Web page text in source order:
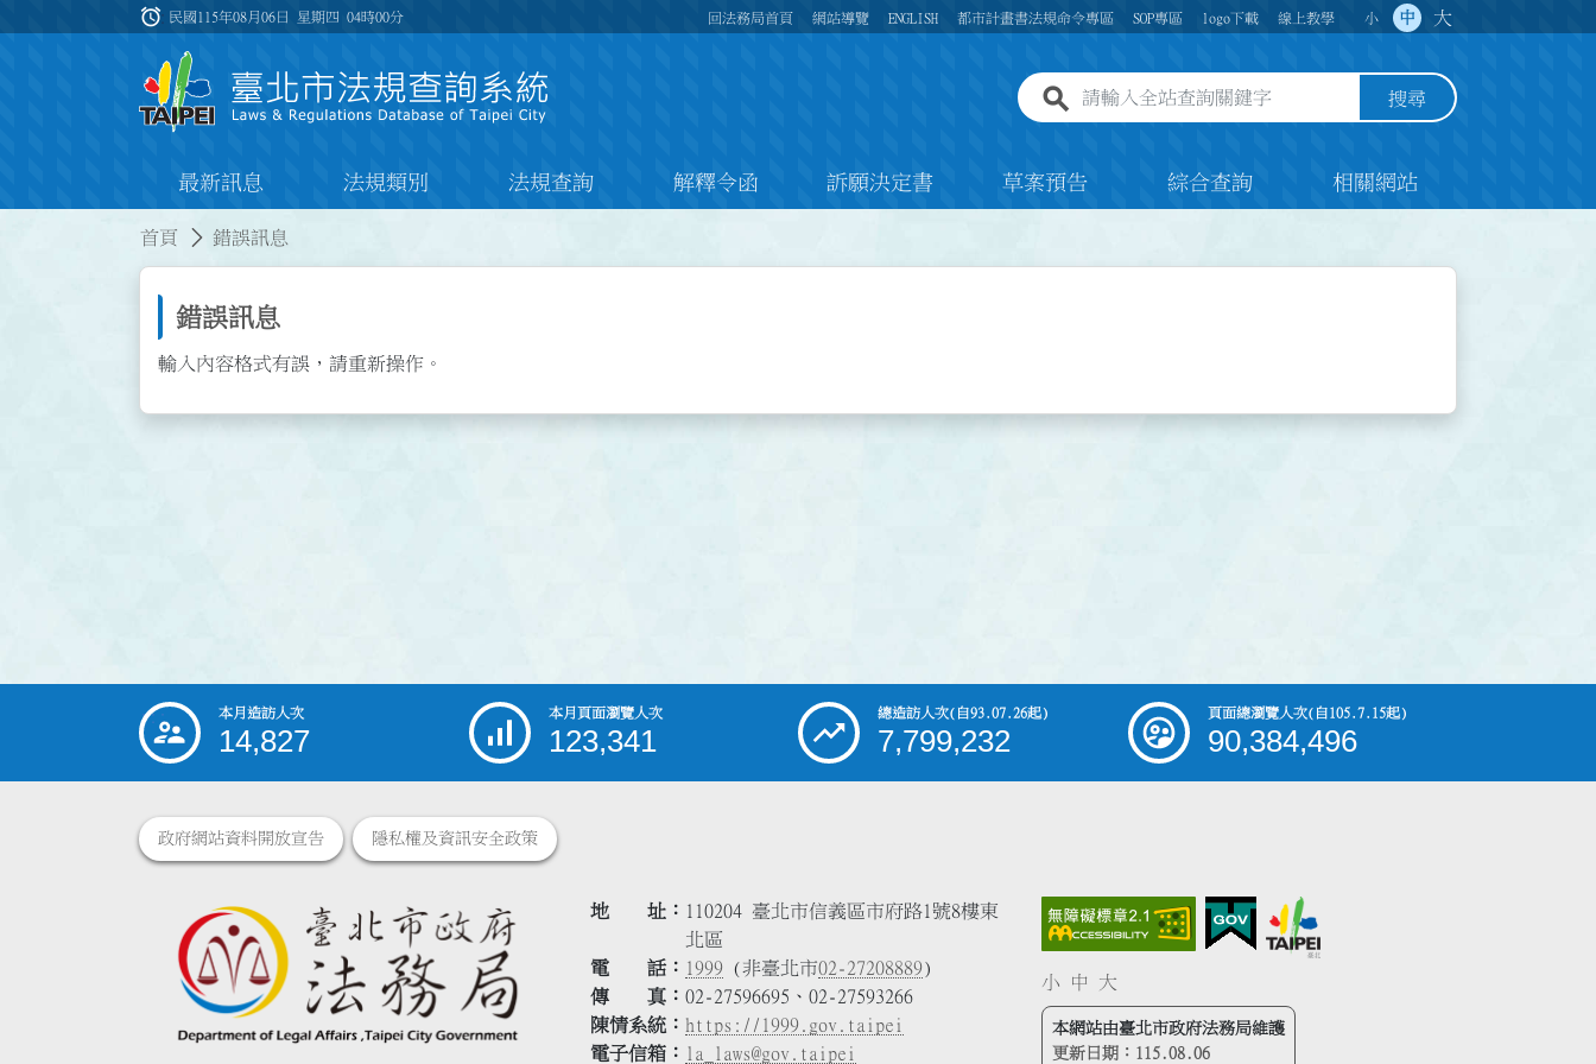
:::
alarm 民國115年08月06日 星期四04時00分 回法務局首頁 網站導覽 ENGLISH 都市計畫書法規命令專區 SOP專區 logo下載 線上教學 小 中 大
全站查詢關鍵字欄位 搜尋
最新訊息 法規類別 法規查詢 解釋令函 訴願決定書 草案預告 綜合查詢 相關網站
首頁 錯誤訊息
錯誤訊息
輸入內容格式有誤，請重新操作。
::: 本月造訪人次
14,827
本月頁面瀏覽人次
123,341
總造訪人次(自93.07.26起)
7,799,232
頁面總瀏覽人次(自105.7.15起)
90,384,496
政府網站資料開放宣告 隱私權及資訊安全政策
地 址
110204 臺北市信義區市府路1號8樓東
北區
電 話
1999 (非臺北市02-27208889)
傳 真
02-27596695、02-27593266
陳情系統
https://1999.gov.taipei
電子信箱
la_laws@gov.taipei
小 中 大
本網站由臺北市政府法務局維護
更新日期： 115.08.06